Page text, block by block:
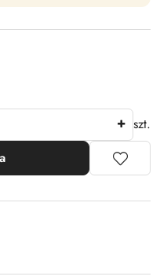
szt.